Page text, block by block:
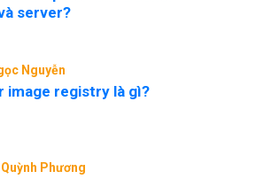
server?
Nguyễn
image registry là gì?
Phương